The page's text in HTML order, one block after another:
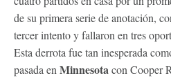
de su primera serie de anotación,
tercer intento y fallaron en tres
Esta derrota fue tan inesperada
pasada en Minnesotacon Cooper